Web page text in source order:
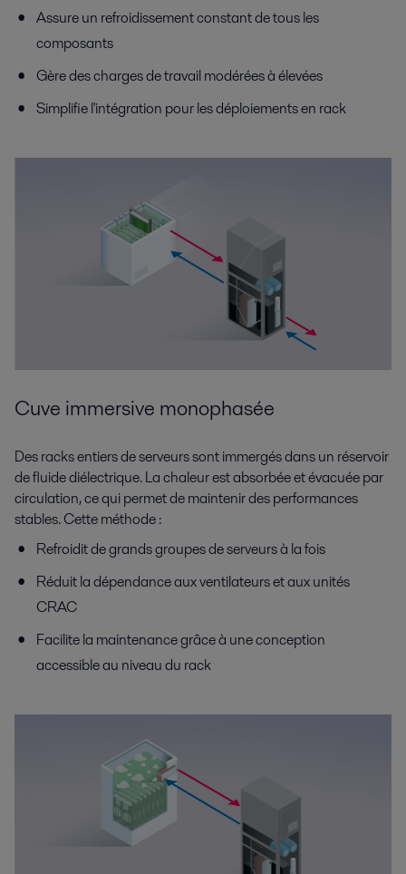
Assure un refroidissement constant de tous les
composants
Gère des charges de travail modérées à élevées
Simplifie l'intégration pour les déploiements en rack
Cuve immersive monophasée
Des racks entiers de serveurs sont immergés dans un réservoir
de fluide diélectrique. La chaleur est absorbée et évacuée par
circulation, ce qui permet de maintenir des performances
stables. Cette méthode :
Refroidit de grands groupes de serveurs à la fois
Réduit la dépendance aux ventilateurs et aux unités
CRAC
Facilite la maintenance grâce à une conception
accessible au niveau du rack